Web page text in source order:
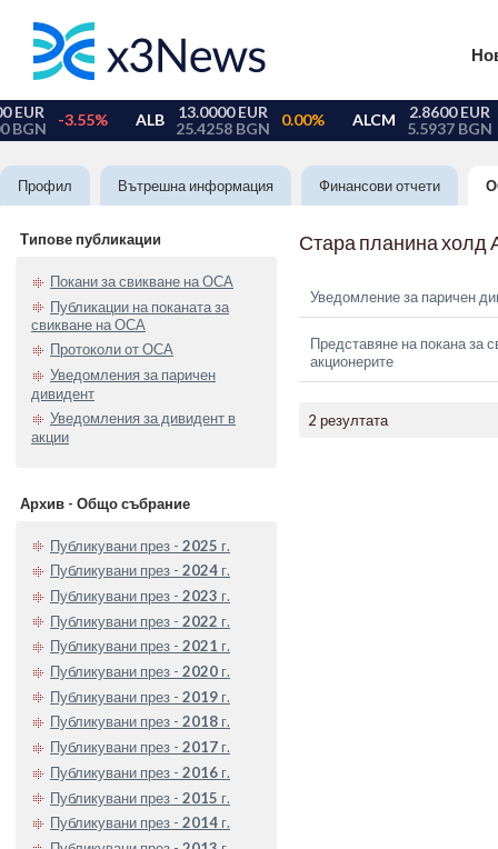
Профил Вътрешна информация Финансови отчети
Типове публикации
Покани за свикване на ОСА
Публикации на поканата за
свикване на ОСА
Протоколи от ОСА
Уведомления за паричен
дивидент
Уведомления за дивидент в
акции
Архив - Общо събрание
Публикувани през - 2025 г.
Публикувани през - 2024 г.
Публикувани през - 2023 г.
Публикувани през - 2022 г.
Публикувани през - 2021 г.
Публикувани през - 2020 г.
Публикувани през - 2019 г.
Публикувани през - 2018 г.
Публикувани през - 2017 г.
Публикувани през - 2016 г.
Публикувани през - 2015 г.
Публикувани през - 2014 г.
Стара планина холд
Уведомление за паричен
Представяне на покана за
акционерите
2 резултата